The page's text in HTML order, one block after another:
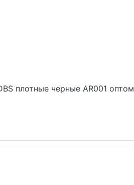
плотные черные AR001 оптом